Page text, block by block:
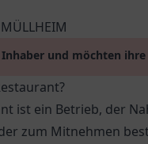
und möchten
ist ein Betrieb, der
zum Mitnehmen